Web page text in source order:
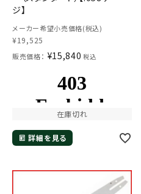
ジ】
メーカー希望小売価格(税込)
¥19,525
販売価格： ¥15,840 税込
在庫切れ
詳細を見る